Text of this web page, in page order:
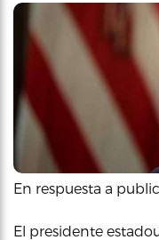
En respuesta a
El presidente